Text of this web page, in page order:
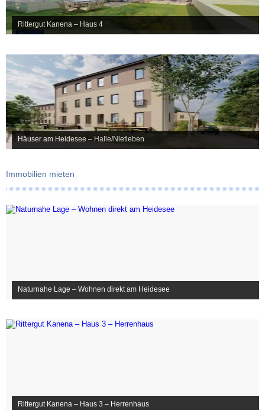
Rittergut Kanena – Haus 4
Häuser am Heidesee – Halle/Nietleben
Immobilien mieten
Naturnahe Lage – Wohnen direkt am Heidesee
Rittergut Kanena – Haus 3 – Herrenhaus